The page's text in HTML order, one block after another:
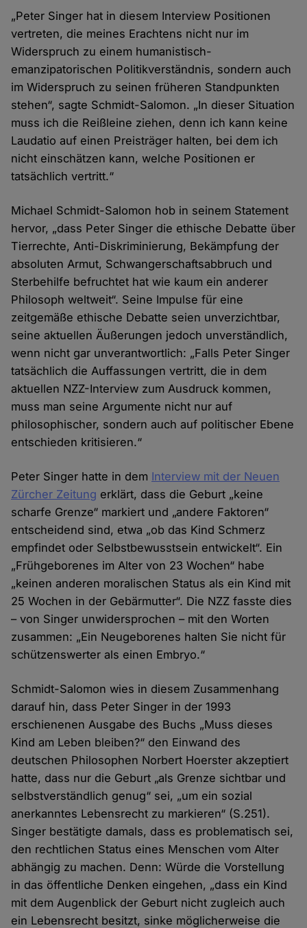
„Peter Singer hat in diesem Interview Positionen
vertreten, die meines Erachtens nicht nur im
Widerspruch zu einem humanistisch-
emanzipatorischen Politikverständnis, sondern auch
im Widerspruch zu seinen früheren Standpunkten
stehen“, sagte Schmidt-Salomon. „In dieser Situation
muss ich die Reißleine ziehen, denn ich kann keine
Laudatio auf einen Preisträger halten, bei dem ich
nicht einschätzen kann, welche Positionen er
tatsächlich vertritt.“
Michael Schmidt-Salomon hob in seinem Statement
hervor, „dass Peter Singer die ethische Debatte über
Tierrechte, Anti-Diskriminierung, Bekämpfung der
absoluten Armut, Schwangerschaftsabbruch und
Sterbehilfe befruchtet hat wie kaum ein anderer
Philosoph weltweit“. Seine Impulse für eine
zeitgemäße ethische Debatte seien unverzichtbar,
seine aktuellen Äußerungen jedoch unverständlich,
wenn nicht gar unverantwortlich: „Falls Peter Singer
tatsächlich die Auffassungen vertritt, die in dem
aktuellen NZZ-Interview zum Ausdruck kommen,
muss man seine Argumente nicht nur auf
philosophischer, sondern auch auf politischer Ebene
entschieden kritisieren.“
Peter Singer hatte in dem Interview mit der Neuen
Zürcher Zeitung erklärt, dass die Geburt „keine
scharfe Grenze“ markiert und „andere Faktoren“
entscheidend sind, etwa „ob das Kind Schmerz
empfindet oder Selbstbewusstsein entwickelt“. Ein
„Frühgeborenes im Alter von 23 Wochen“ habe
„keinen anderen moralischen Status als ein Kind mit
25 Wochen in der Gebärmutter“. Die NZZ fasste dies
– von Singer unwidersprochen – mit den Worten
zusammen: „Ein Neugeborenes halten Sie nicht für
schützenswerter als einen Embryo.“
Schmidt-Salomon wies in diesem Zusammenhang
darauf hin, dass Peter Singer in der 1993
erschienenen Ausgabe des Buchs „Muss dieses
Kind am Leben bleiben?“ den Einwand des
deutschen Philosophen Norbert Hoerster akzeptiert
hatte, dass nur die Geburt „als Grenze sichtbar und
selbstverständlich genug“ sei, „um ein sozial
anerkanntes Lebensrecht zu markieren“ (S.251).
Singer bestätigte damals, dass es problematisch sei,
den rechtlichen Status eines Menschen vom Alter
abhängig zu machen. Denn: Würde die Vorstellung
in das öffentliche Denken eingehen, „dass ein Kind
mit dem Augenblick der Geburt nicht zugleich auch
ein Lebensrecht besitzt, sinke möglicherweise die